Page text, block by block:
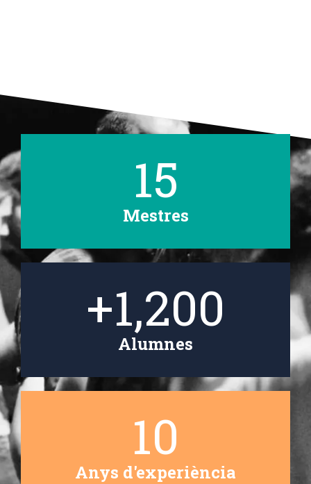
Mestres
15
Alumnes
+1,200
Anys d'experiència
10